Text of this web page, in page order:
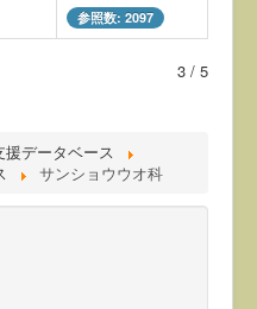
参照数: 2097
3 / 5
援データベース
サンショウウオ科